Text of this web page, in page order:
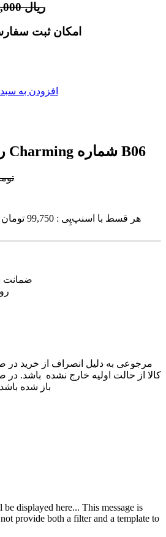
ریال
امکان ثبت
افزودن به
رژ گونه شون مدل Charming شماره B06
هر قسط با اسنپ‌پِی : 99,750
ضمانت
7
کالا از حالت اولیه خارج نشده باشد. در
باز شده
displayed here... This message is
provide both a filter and a template to